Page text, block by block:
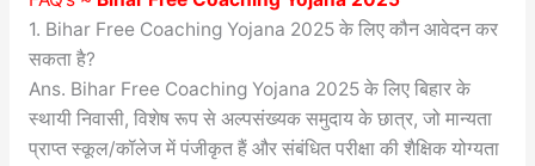
1. Bihar Free Coaching Yojana 2025 के लिए कौन आवेदन कर
सकता है?
Ans. Bihar Free Coaching Yojana 2025 के लिए बिहार के
स्थायी निवासी, विशेष रूप से अल्पसंख्यक समुदाय के छात्र, जो मान्यता
प्राप्त स्कूल/कॉलेज में पंजीकृत हैं और संबंधित परीक्षा की शैक्षिक योग्यता